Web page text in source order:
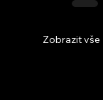
Zobrazit vše